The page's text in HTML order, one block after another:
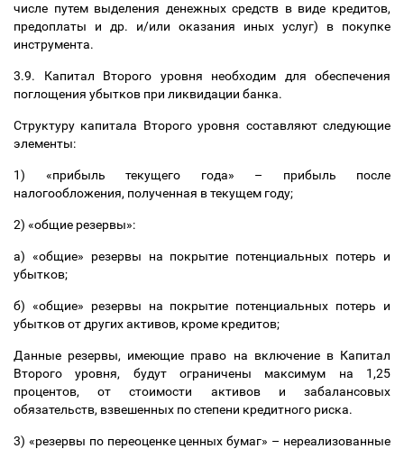
числе путем выделения денежных средств в виде кредитов,
предоплаты и др. и/или оказания иных услуг) в покупке
инструмента.
3.9. Капитал Второго уровня необходим для обеспечения
поглощения убытков при ликвидации банка.
Структуру капитала Второго уровня составляют следующие
элементы:
1) «прибыль текущего года» – прибыль после
налогообложения, полученная в текущем году;
2) «общие резервы»:
а) «общие» резервы на покрытие потенциальных потерь и
убытков;
б) «общие» резервы на покрытие потенциальных потерь и
убытков от других активов, кроме кредитов;
Данные резервы, имеющие право на включение в Капитал
Второго уровня, будут ограничены максимум на 1,25
процентов, от стоимости активов и забалансовых
обязательств, взвешенных по степени кредитного риска.
3) «резервы по переоценке ценных бумаг» – нереализованные